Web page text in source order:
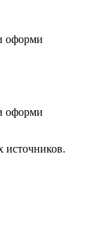
оформи
оформи
источников.